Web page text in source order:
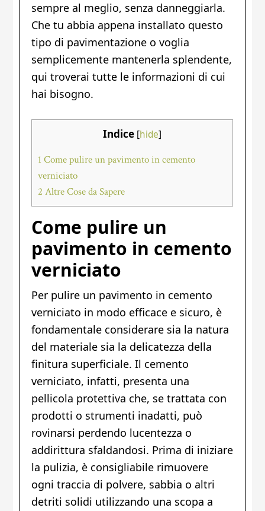
sempre al meglio, senza danneggiarla.
Che tu abbia appena installato questo
tipo di pavimentazione o voglia
semplicemente mantenerla splendente,
qui troverai tutte le informazioni di cui
hai bisogno.
Indice [hide]
1 Come pulire un pavimento in cemento
verniciato
2 Altre Cose da Sapere
Come pulire un
pavimento in cemento
verniciato
Per pulire un pavimento in cemento
verniciato in modo efficace e sicuro, è
fondamentale considerare sia la natura
del materiale sia la delicatezza della
finitura superficiale. Il cemento
verniciato, infatti, presenta una
pellicola protettiva che, se trattata con
prodotti o strumenti inadatti, può
rovinarsi perdendo lucentezza o
addirittura sfaldandosi. Prima di iniziare
la pulizia, è consigliabile rimuovere
ogni traccia di polvere, sabbia o altri
detriti solidi utilizzando una scopa a